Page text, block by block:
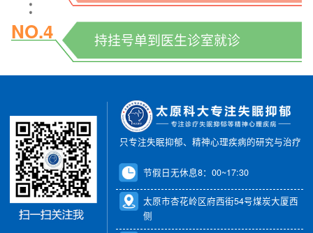
NO.4 持挂号单到医生诊室就诊
只专注失眠抑郁、精神心理疾病的研究与治疗
节假日无休息8：00~17:30
太原市杏花岭区府西街54号煤炭大厦西
侧